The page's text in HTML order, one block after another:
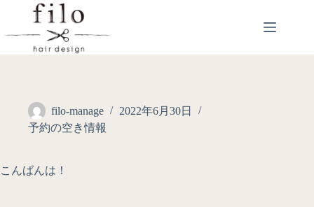
filo-manage
2022年6月30日
予約の空き情報
こんばんは！